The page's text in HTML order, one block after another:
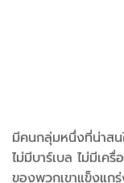
มีคนกลุ่มหนึ่งที่น่าสน
ไม่มีบาร์เบล ไม่มีเค
ของพวกเขาแข็งแก